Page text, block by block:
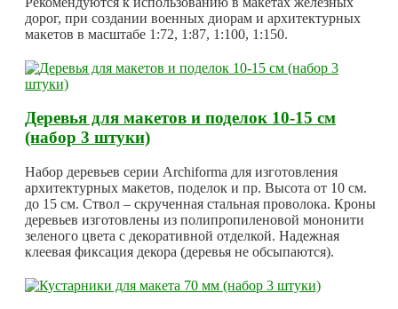
дорог, при создании военных диорам и архитектурных
макетов в масштабе 1:72, 1:87, 1:100, 1:150.
Деревья для макетов и поделок 10-15 см
(набор 3 штуки)
Набор деревьев серии Archiforma для изготовления
архитектурных макетов, поделок и пр. Высота от 10 см.
до 15 см. Ствол – скрученная стальная проволока. Кроны
деревьев изготовлены из полипропиленовой мононити
зеленого цвета с декоративной отделкой. Надежная
клеевая фиксация декора (деревья не обсыпаются).